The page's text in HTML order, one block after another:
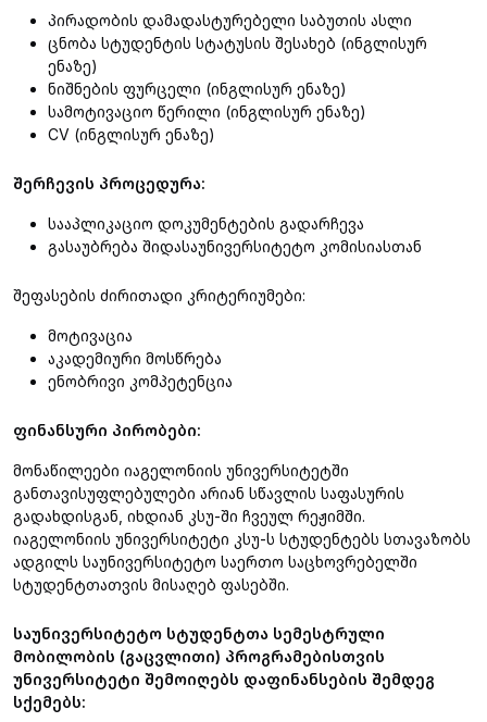
პირადობის დამადასტურებელი საბუთის ასლი
ცნობა სტუდენტის სტატუსის შესახებ (ინგლისურ
ენაზე)
ნიშნების ფურცელი (ინგლისურ ენაზე)
სამოტივაციო წერილი (ინგლისურ ენაზე)
CV (ინგლისურ ენაზე)
შერჩევის პროცედურა:
სააპლიკაციო დოკუმენტების გადარჩევა
გასაუბრება შიდასაუნივერსიტეტო კომისიასთან
შეფასების ძირითადი კრიტერიუმები:
მოტივაცია
აკადემიური მოსწრება
ენობრივი კომპეტენცია
ფინანსური პირობები:
მონაწილეები იაგელონიის უნივერსიტეტში
განთავისუფლებულები არიან სწავლის საფასურის
გადახდისგან, იხდიან კსუ-ში ჩვეულ რეჟიმში.
იაგელონიის უნივერსიტეტი კსუ-ს სტუდენტებს სთავაზობს
ადგილს საუნივერსიტეტო საერთო საცხოვრებელში
სტუდენტთათვის მისაღებ ფასებში.
საუნივერსიტეტო სტუდენტთა სემესტრული
მობილობის (გაცვლითი) პროგრამებისთვის
უნივერსიტეტი შემოიღებს დაფინანსების შემდეგ
სქემებს: